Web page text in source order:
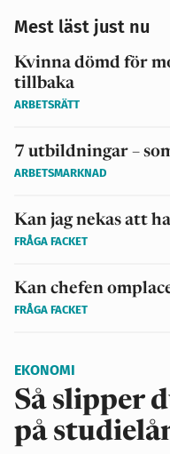
Mest läst just nu
Kvinna dömd för
tillbaka
ARBETSRÄTT
7 utbildningar –
ARBETSMARKNAD
Kan jag nekas att
FRÅGA FACKET
Kan chefen
FRÅGA FACKET
EKONOMI
Så slipper
på